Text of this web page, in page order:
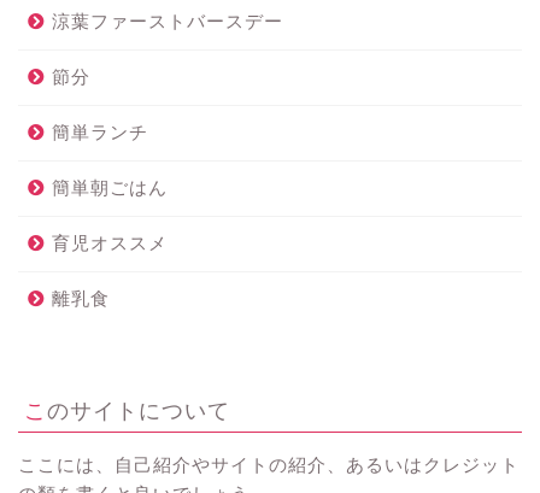
涼葉ファーストバースデー
節分
簡単ランチ
簡単朝ごはん
育児オススメ
離乳食
このサイトについて
ここには、自己紹介やサイトの紹介、あるいはクレジット